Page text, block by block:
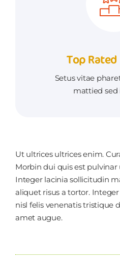
Top Rated
Setus vitae
mattied
Ut ultrices ultrices enim.
Morbin dui quis est pulvinar
Integer lacinia sollicitudin
aliquet risus a tortor.
nisl felis venenatis tristique
amet augue.